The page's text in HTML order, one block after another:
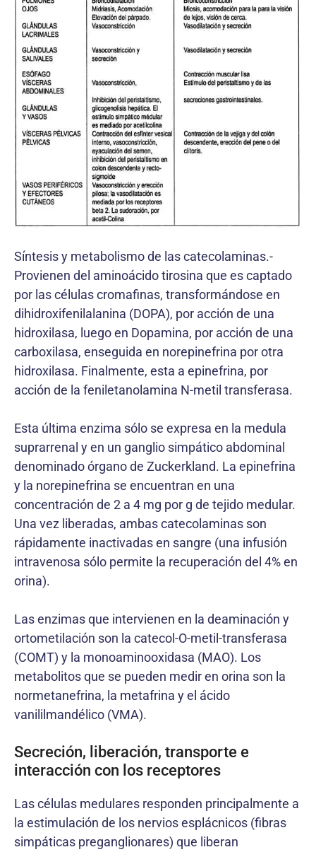
Síntesis y metabolismo de las catecolaminas.-
Provienen del aminoácido tirosina que es captado
por las células cromafinas, transformándose en
dihidroxifenilalanina (DOPA), por acción de una
hidroxilasa, luego en Dopamina, por acción de una
carboxilasa, enseguida en norepinefrina por otra
hidroxilasa. Finalmente, esta a epinefrina, por
acción de la feniletanolamina N-metil transferasa.
Esta última enzima sólo se expresa en la medula
suprarrenal y en un ganglio simpático abdominal
denominado órgano de Zuckerkland. La epinefrina
y la norepinefrina se encuentran en una
concentración de 2 a 4 mg por g de tejido medular.
Una vez liberadas, ambas catecolaminas son
rápidamente inactivadas en sangre (una infusión
intravenosa sólo permite la recuperación del 4% en
orina).
Las enzimas que intervienen en la deaminación y
ortometilación son la catecol-O-metil-transferasa
(COMT) y la monoaminooxidasa (MAO). Los
metabolitos que se pueden medir en orina son la
normetanefrina, la metafrina y el ácido
vanililmandélico (VMA).
Secreción, liberación, transporte e
interacción con los receptores
Las células medulares responden principalmente a
la estimulación de los nervios esplácnicos (fibras
simpáticas preganglionares) que liberan